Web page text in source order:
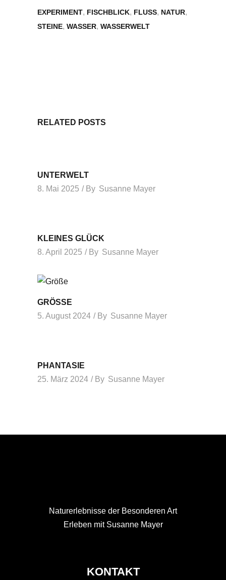
EXPERIMENT, FISCHBLICK, FLUSS, NATUR,
STEINE, WASSER, WASSERWELT
RELATED POSTS
UNTERWELT
8. Mai 2025
By Susanne Mayer
KLEINES GLÜCK
8. April 2025
By Susanne Mayer
GRÖSSE
5. August 2024
By Susanne Mayer
PHANTASIE
25. März 2024
By Susanne Mayer
Naturerlebnisse der Besonderen Art
Erleben mit Susanne Mayer
KONTAKT